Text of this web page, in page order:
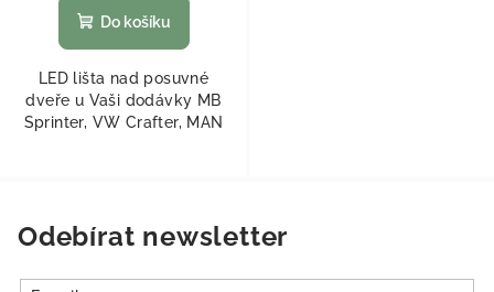
Do košíku
LED lišta nad posuvné
dveře u Vaši dodávky MB
Sprinter, VW Crafter, MAN
Odebírat newsletter